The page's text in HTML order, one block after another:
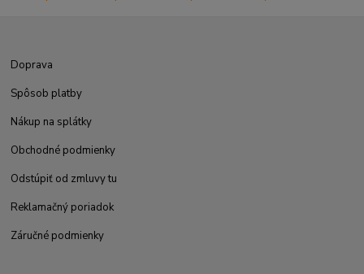
Doprava
Spôsob platby
Nákup na splátky
Obchodné podmienky
Odstúpiť od zmluvy tu
Reklamačný poriadok
Záručné podmienky